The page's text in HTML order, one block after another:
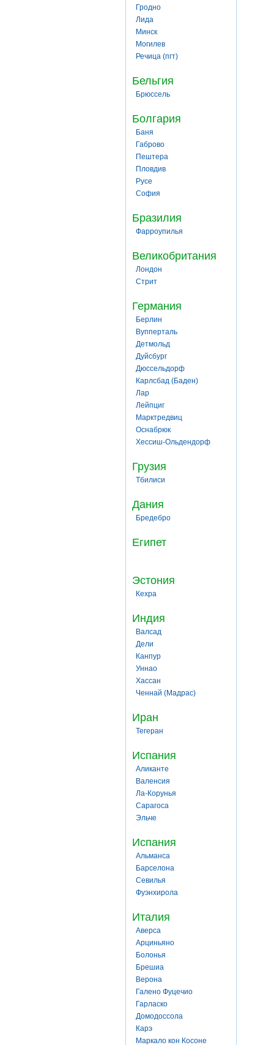
Гродно
Лида
Минск
Могилев
Речица (пгт)
Бельгия
Брюссель
Болгария
Баня
Габрово
Пештера
Пловдив
Русе
София
Бразилия
Фарроупилья
Великобритания
Лондон
Стрит
Германия
Берлин
Вупперталь
Детмольд
Дуйсбург
Дюссельдорф
Карлсбад (Баден)
Лар
Лейпциг
Марктредвиц
Оснабрюк
Хессиш-Ольдендорф
Грузия
Тбилиси
Дания
Бредебро
Египет
Эстония
Кехра
Индия
Валсад
Дели
Канпур
Уннао
Хассан
Ченнай (Мадрас)
Иран
Тегеран
Испания
Аликанте
Валенсия
Ла-Корунья
Сарагоса
Эльче
Испания
Альманса
Барселона
Севилья
Фуэнхирола
Италия
Аверса
Арциньяно
Болонья
Брешиа
Верона
Галено Фуцечио
Гарласко
Домодоссола
Карэ
Маркало кон Косоне